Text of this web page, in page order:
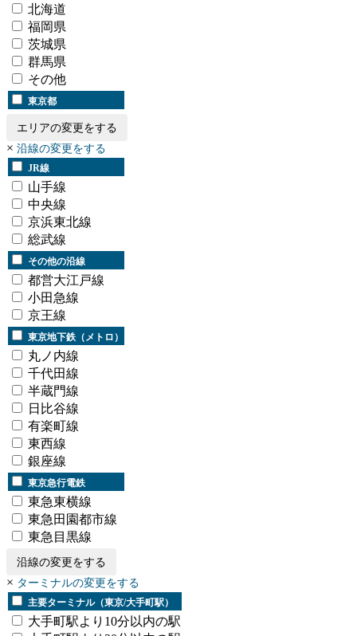
北海道
福岡県
茨城県
群馬県
その他
東京都
エリアの変更をする
× 沿線の変更をする
JR線
山手線
中央線
京浜東北線
総武線
その他の沿線
都営大江戸線
小田急線
京王線
東京地下鉄（メトロ）
丸ノ内線
千代田線
半蔵門線
日比谷線
有楽町線
東西線
銀座線
東京急行電鉄
東急東横線
東急田園都市線
東急目黒線
沿線の変更をする
× ターミナルの変更をする
主要ターミナル（東京/大手町駅）
大手町駅より10分以内の駅